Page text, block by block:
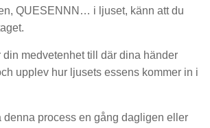
QUESENNN… i ljuset, känn att du
din medvetenhet till där dina händer
upplev hur ljusets essens kommer in i
denna process en gång dagligen eller